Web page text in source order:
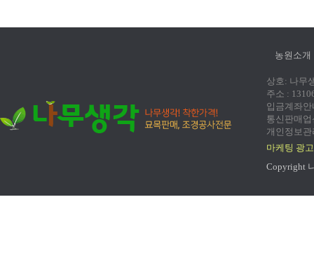
농원소개
상호: 나무
주소 :
입금계좌
통신판매
개인정보
마케팅 광
Copyright